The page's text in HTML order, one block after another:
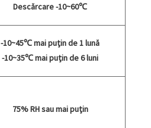
Descărcare -10~60℃
-10~45℃ mai puțin de 1 lună
-10~35℃ mai puțin de 6 luni
75% RH sau mai puțin